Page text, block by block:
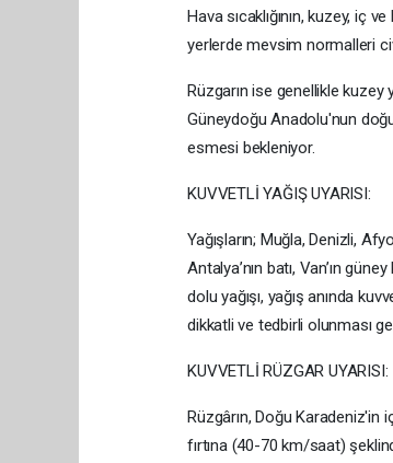
Hava sıcaklığının, kuzey, iç
yerlerde mevsim normalleri
Rüzgarın ise genellikle
Güneydoğu Anadolu'nun
esmesi bekleniyor.
KUVVETLİ YAĞIŞ UYARISI:
Yağışların; Muğla, Denizli,
Antalya’nın batı, Van’ın
dolu yağışı, yağış anında
dikkatli ve tedbirli olunması
KUVVETLİ RÜZGAR UYARISI:
Rüzgârın, Doğu Karadeniz'in
fırtına (40-70 km/saat)